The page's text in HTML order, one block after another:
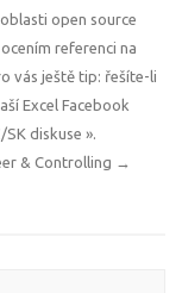
open source
referenci na
vás ještě tip: řešíte-li
Excel Facebook
SK diskuse ».
& Controlling →